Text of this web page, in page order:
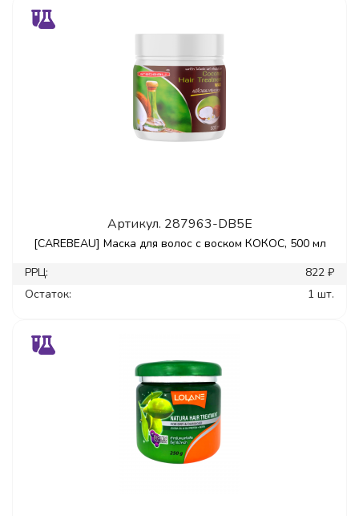
Артикул. 287963-DB5E
[CAREBEAU] Маска для волос с воском КОКОС, 500 мл
РРЦ:
822 ₽
Остаток:
1 шт.